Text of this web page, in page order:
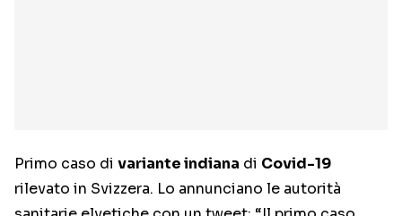
Primo caso di variante indiana di Covid-19
rilevato in Svizzera. Lo annunciano le autorità